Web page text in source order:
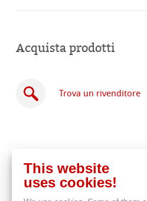
Acquista prodotti
Trova un rivenditore
Acquista
online
This website
uses cookies!